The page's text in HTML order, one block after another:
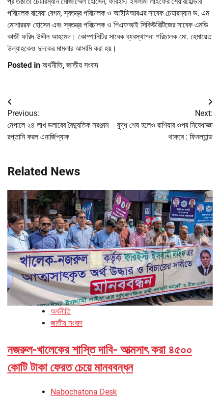
পরিচালক রাবেয়া বেগম, স্বতন্ত্র পরিচালক ও আইডিআরএর সাবেক চেয়ারম্যান ড. এম
মোশাররফ হোসেন এবং স্বতন্ত্র পরিচালক ও পিএফআই সিকিউরিটিজের সাবেক এমডি
কাজী ফরিদ উদ্দীন আহমেদ। কোম্পানিটির সাবেক ব্যবস্থাপনা পরিচালক মো. হেমায়েত
উল্যাহকেও দুদকের মামলার আসামি করা হয়।
Posted in অর্থনীতি, জাতীয় সংবাদ
Post
navigation
Previous:
নেপালে ২৪ লাখ ডলারের বৈদ্যুতিক সরঞ্জাম
রপ্তানি করল এনার্জিপ্যাক
Next:
যুদ্ধ শেষ হলেও রাশিয়ার ওপর নিষেধাজ্ঞা
থাকবে : ফিনল্যান্ড
Related News
অর্থনীতি
জাতীয় সংবাদ
নজরুল-খালেকের শাস্তি দাবি- আত্মসাৎ করা ৪৫০০
কোটি টাকা ফেরত চেয়ে মানববন্ধন
Nabochatona Desk